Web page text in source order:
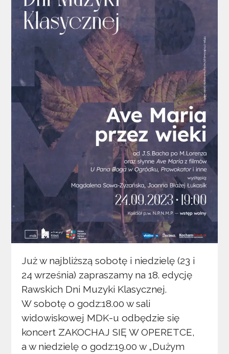
Już w najbliższą sobotę i niedzielę (23 i
24 września) zapraszamy na 18. edycję
Rawskich Dni Muzyki Klasycznej.
W sobotę o godz:18.00 w sali
widowiskowej MDK-u odbędzie się
koncert ZAKOCHAJ SIĘ W OPERETCE,
a w niedzielę o godz:19.00 w „Dużym